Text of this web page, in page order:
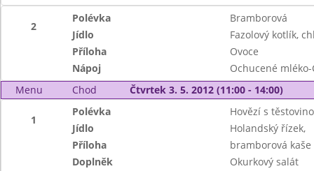
2
Polévka
Bramborová
Jídlo
Fazolový kotlík,
Příloha
Ovoce
Nápoj
Ochucené mléko-
Menu
Chod Čtvrtek 3. 5. 2012 (11:00 - 14:00)
1
Polévka
Hovězí s
Jídlo
Holandský řízek,
Příloha
bramborová kaše
Doplněk
Okurkový salát